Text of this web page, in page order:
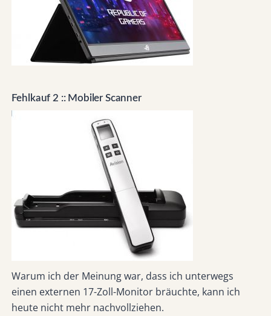
Fehlkauf 2 :: Mobiler Scanner
Warum ich der Meinung war, dass ich unterwegs
einen externen 17-Zoll-Monitor bräuchte, kann ich
heute nicht mehr nachvollziehen.